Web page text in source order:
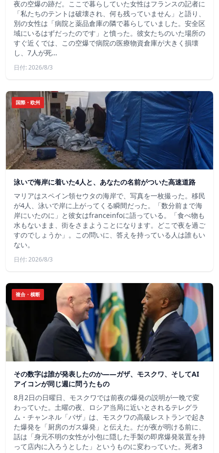
夜の空爆の跡だ。ここで暮らしていた女性はフランスの記者に
「私たちのテントは破壊され、何も残っていません」と語り、
別の女性は「病院と薬品倉庫の隣で暮らしていました。安全区
域にいるはずだったのです」と憤った。彼女たちのいた場所の
すぐ近くでは、この空爆で病院の医療物資倉庫が大きく損壊
し、7人が死…
日付: 2026/8/3
国際・欧州
泳いで海岸に着いた4人と、あなたの名前がついた高速道路
マリアはスペイン領セウタの海岸で、写真を一枚撮った。移民
が4人、泳いで岸に上がってくる瞬間だった。「数分前まで海
岸にいたのに」と彼女はfranceinfoに語っている。「食べ物も
水もないまま、街をさまようことになります。どこで夜を過ご
すのでしょうか」。この問いに、答えを持っている人は誰もい
ない。
日付: 2026/8/3
複合・横断
その数字は誰が発表したのか——ガザ、モスクワ、そしてAI
アイコンが同じ週に問うたもの
8月2日の日曜日、モスクワでは前夜の爆発の説明が一晩で変
わっていた。土曜の夜、ロシア当局に近いとされるテレグラ
ム・チャンネル「バザ」は、モスクワの高級レストランで起き
た爆発を「厨房のガス爆発」と伝えた。だが夜が明ける前に、
話は「身元不明の女性が小包に隠した手製の即席爆発装置を持
って店内に入ろうとした」というものに変わっていた。死者3